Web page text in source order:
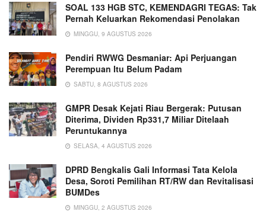
SOAL 133 HGB STC, KEMENDAGRI TEGAS: Tak
Pernah Keluarkan Rekomendasi Penolakan
MINGGU, 9 AGUSTUS 2026
Pendiri RWWG Desmaniar: Api Perjuangan
Perempuan Itu Belum Padam
SABTU, 8 AGUSTUS 2026
GMPR Desak Kejati Riau Bergerak: Putusan
Diterima, Dividen Rp331,7 Miliar Ditelaah
Peruntukannya
SELASA, 4 AGUSTUS 2026
DPRD Bengkalis Gali Informasi Tata Kelola
Desa, Soroti Pemilihan RT/RW dan Revitalisasi
BUMDes
MINGGU, 2 AGUSTUS 2026